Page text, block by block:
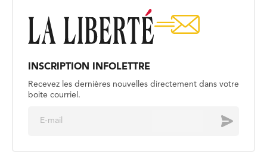
INSCRIPTION INFOLETTRE
Recevez les dernières nouvelles directement dans votre
boite courriel.
Envoyer